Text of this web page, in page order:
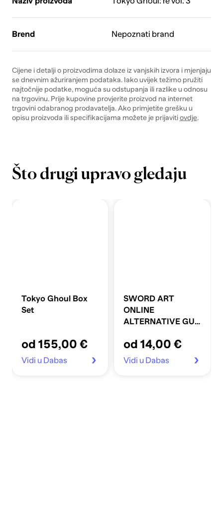
Brend Nepoznati brand
Cijene i detalji o proizvodima dolaze iz vanjskih izvora i mjenjaju
se dnevnim ažuriranjem podataka. Iako uvijek težimo pružiti
najtočnije podatke, moguća su odstupanja ili razlike u odnosu
na trgovinu. Prije kupovine provjerite proizvod na internet
trgovini odabranog prodavatelja. Ako primjetite grešku u
opisu proizvoda ili specifikacijama možete je prijavitiovdje.
Što drugi upravo gledaju
Tokyo Ghoul Box
Set
od 155,00 €
Vidi u Dabas
SWORD ART
ONLINE
ALTERNATIVE GUN
Manga, vol. 5, 3rd
Squad Jam:
od 14,00 €
Vidi u Dabas